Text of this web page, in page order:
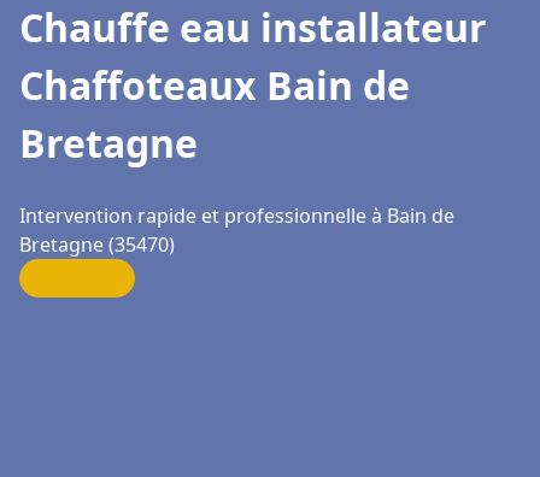
Chauffe eau installateur
Chaffoteaux Bain de
Bretagne
Intervention rapide et professionnelle à Bain de
Bretagne (35470)